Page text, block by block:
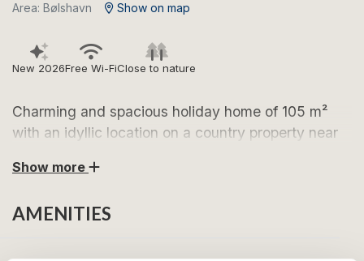
Area: Bølshavn Show on map
New 2026Free Wi-FiClose to nature
Charming and spacious holiday home of 105 m²
with an idyllic location on a country property near
Svaneke.
Look forward to relaxing holiday days in this well-
Show more
AMENITIES